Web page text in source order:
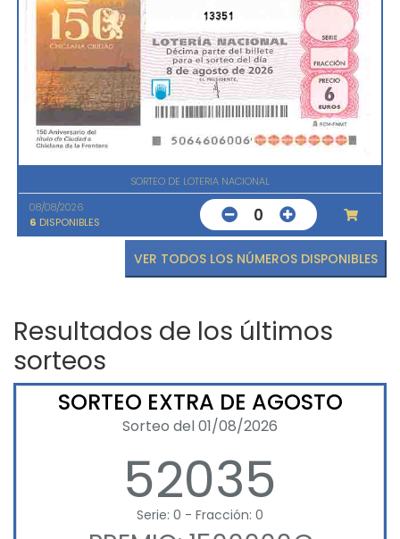
13351
SORTEO DE LOTERIA NACIONAL
08/08/2026
6 DISPONIBLES 0
VER TODOS LOS NÚMEROS DISPONIBLES
Resultados de los últimos
sorteos
SORTEO EXTRA DE AGOSTO
Sorteo del 01/08/2026
52035
Serie: 0 - Fracción: 0